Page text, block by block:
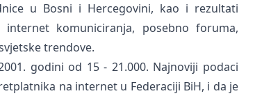
u Bosni i Hercegovini, kao i rezultati
komuniciranja, posebno foruma,
trendove.
godini od 15 - 21.000. Najnoviji podaci
na internet u Federaciji BiH, i da je